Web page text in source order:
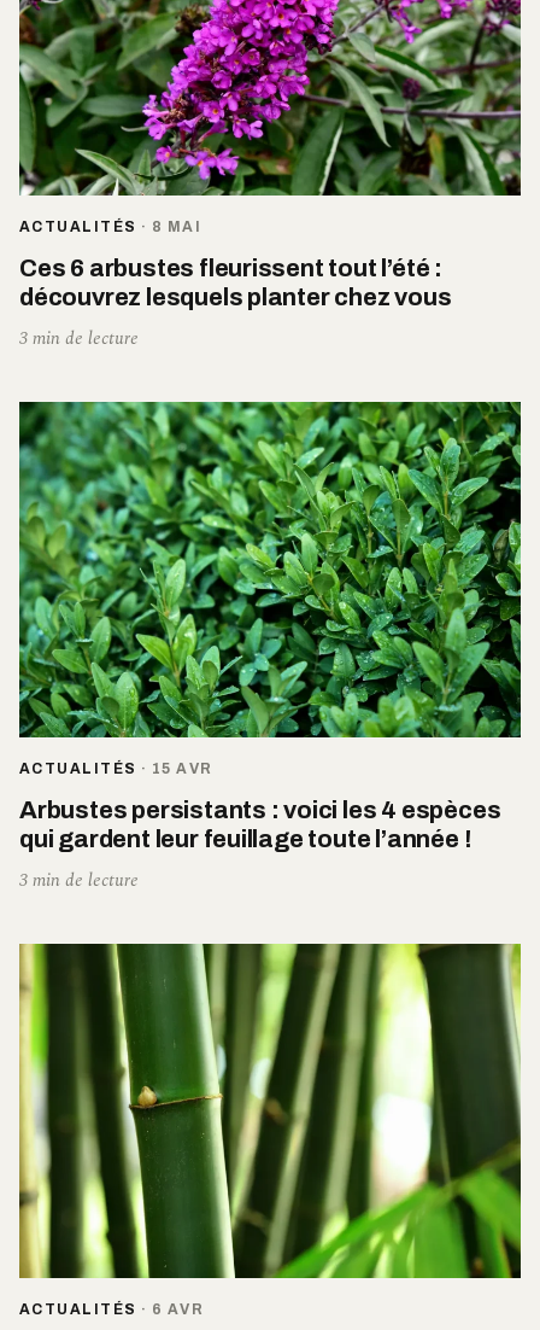
ACTUALITÉS · 8 MAI
Ces 6 arbustes fleurissent tout l’été :
découvrez lesquels planter chez vous
3 min de lecture
ACTUALITÉS · 15 AVR
Arbustes persistants : voici les 4 espèces
qui gardent leur feuillage toute l’année !
3 min de lecture
ACTUALITÉS · 6 AVR